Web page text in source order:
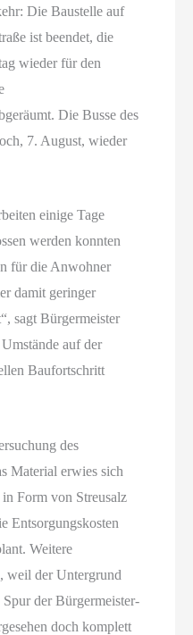
Die Baustelle auf
ist beendet, die
wieder für den
Die Busse des
7. August, wieder
einige Tage
werden konnten
für die Anwohner
damit geringer
sagt Bürgermeister
auf der
Baufortschritt
des
Material erwies sich
Form von Streusalz
Entsorgungskosten
Weitere
weil der Untergrund
der Bürgermeister-
doch komplett